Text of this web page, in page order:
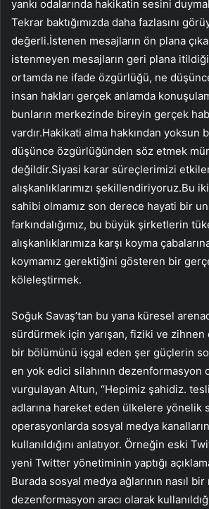
yankı odalarında hakikatin sesini
Tekrar baktığımızda daha fazlasını
değerli.İstenen mesajların ön plana
istenmeyen mesajların geri plana
ortamda ne ifade özgürlüğü, ne
insan hakları gerçek anlamda
bunların merkezinde bireyin gerçek
vardır.Hakikati alma hakkından yoksun
düşünce özgürlüğünden söz etmek
değildir.Siyasi karar süreçlerimizi
alışkanlıklarımızı şekillendiriyoruz.Bu
sahibi olmamız son derece hayati bir
farkındalığımız, bu büyük şirketlerin
alışkanlıklarımıza karşı koyma
koymamız gerektiğini gösteren bir
köleleştirmek.
Soğuk Savaş’tan bu yana küresel
sürdürmek için yarışan, fiziki ve zihnen
bir bölümünü işgal eden şer güçlerin
en yok edici silahının dezenformasyon
vurgulayan Altun, “Hepimiz şahidiz.
adlarına hareket eden ülkelere yönelik
operasyonlarda sosyal medya
kullanıldığını anlatıyor. Örneğin eski
yeni Twitter yönetiminin yaptığı
Burada sosyal medya ağlarının nasıl
dezenformasyon aracı olarak